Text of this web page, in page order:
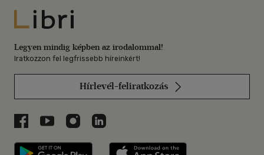
Libri
Legyen mindig képben az irodalommal!
Iratkozzon fel legfrissebb híreinkért!
Hírlevél-feliratkozás
Libri a Facebookon
Libri a Youtube-on
Libri az Instagramon
Libri a LinkedInen
Libri applikáció Szerezd meg: Google